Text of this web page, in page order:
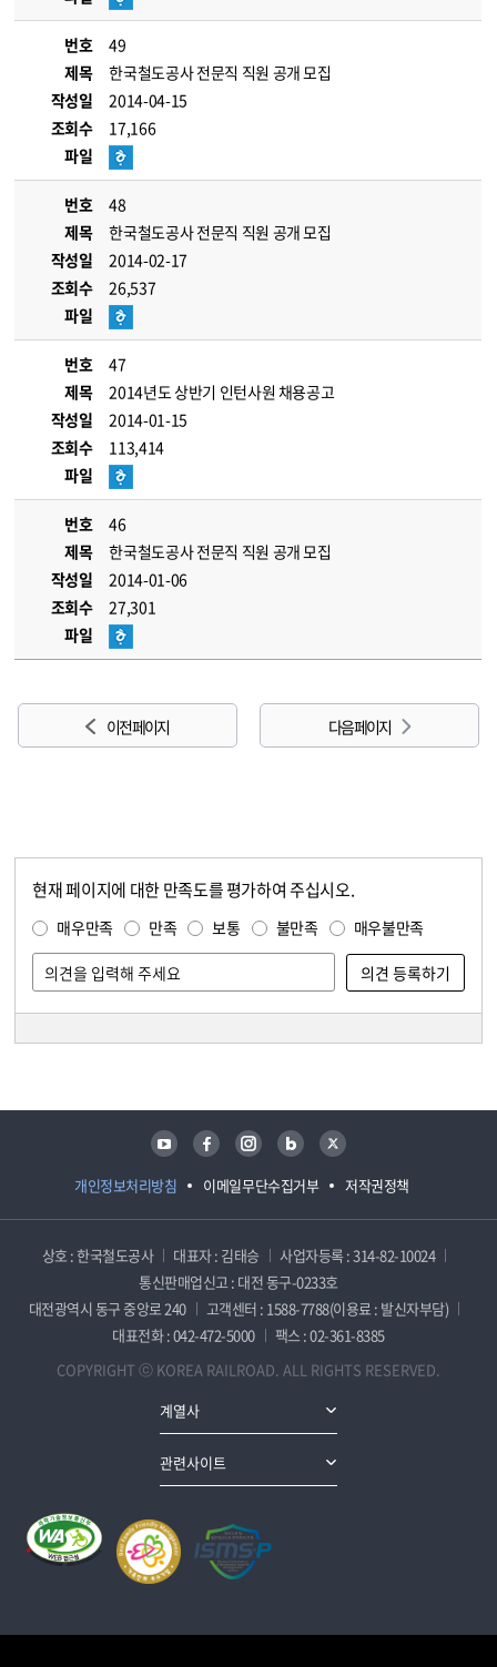
번호
49
제목
한국철도공사 전문직 직원 공개 모집
작성일
2014-04-15
조회수
17,166
파일
번호
48
제목
한국철도공사 전문직 직원 공개 모집
작성일
2014-02-17
조회수
26,537
파일
번호
47
제목
2014년도 상반기 인턴사원 채용공고
작성일
2014-01-15
조회수
113,414
파일
번호
46
제목
한국철도공사 전문직 직원 공개 모집
작성일
2014-01-06
조회수
27,301
파일
이전 페이지 다음 페이지
현재 페이지에 대한 만족도를 평가하여 주십시오.
매우만족 만족 보통 불만족 매우불만족
개인정보처리방침 이메일무단수집거부 저작권정책
유튜브 페이스북 인스타그램 블로그 트위터
상호 : 한국철도공사 대표자 : 김태승
사업자등록 : 314-82-10024
통신판매업신고 : 대전 동구-0233호
대전광역시 동구 중앙로 240
고객센터 : 1588-7788(이용료 : 발신자부담)
대표전화 : 042-472-5000
팩스 : 02-361-8385
COPYRIGHT ⓒ KOREA RAILROAD. ALL RIGHTS RESERVED.
계열사
관련사이트